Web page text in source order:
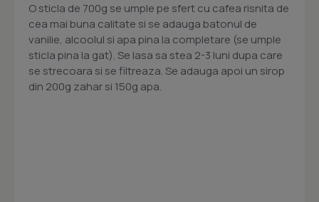
O sticla de 700g se umple pe sfert cu cafea risnita de
cea mai buna calitate si se adauga batonul de
vanilie, alcoolul si apa pina la completare (se umple
sticla pina la gat). Se lasa sa stea 2-3 luni dupa care
se strecoara si se filtreaza. Se adauga apoi un sirop
din 200g zahar si 150g apa.